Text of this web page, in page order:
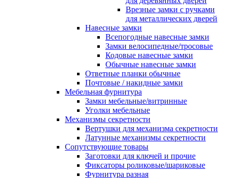
Врезные замки с ручками
для металлических дверей
Навесные замки
Всепогодные навесные замки
Замки велосипедные/тросовые
Кодовые навесные замки
Обычные навесные замки
Ответные планки обычные
Почтовые / накидные замки
Мебельная фурнитура
Замки мебельные/витринные
Уголки мебельные
Механизмы секретности
Вертушки для механизма секретности
Латунные механизмы секретности
Сопутствующие товары
Заготовки для ключей и прочие
Фиксаторы роликовые/шариковые
Фурнитура разная